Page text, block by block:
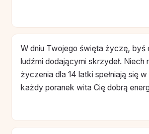
W dniu Twojego święta życzę, byś
ludźmi dodającymi skrzydeł. Niech
życzenia dla 14 latki spełniają się
każdy poranek wita Cię dobrą